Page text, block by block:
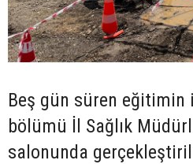
Beş gün süren
bölümü İl Sağlık
salonunda